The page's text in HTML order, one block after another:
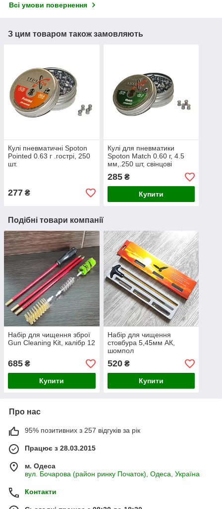
Всі умови повернення
З цим товаром також замовляють
Кулі пневматичні Spoton
Pointed 0.63 г .гострі, 250
шт.
277 ₴
Кулі для пневматики
Spoton Match 0.60 г, 4.5
мм,.250 шт, свінцові
285₴
Купити
Подібні товари компанії
Набір для чищення зброї
Gun Cleaning Kit, калібр 12
685 ₴
Купити
Набір для чищення
стовбура 5,45мм АК,
шомпол
520₴
Купити
Про нас
95% позитивних з 257 відгуків за рік
Працює з 28.03.2015
м. Одеса
вул. Бочарова (район ринку Початок), Одеса, Україна
Контакти